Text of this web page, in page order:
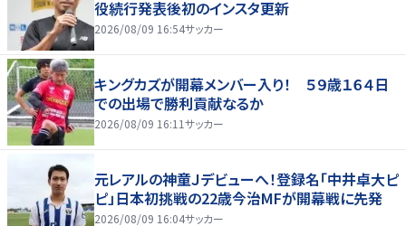
役続行発表後初のインスタ更新
2026/08/09 16:54サッカー
キングカズが開幕メンバー入り！ ５９歳１６４日
での出場で勝利貢献なるか
2026/08/09 16:11サッカー
元レアルの神童Ｊデビューへ！登録名「中井卓大ピ
ピ」日本初挑戦の22歳今治MFが開幕戦に先発
2026/08/09 16:04サッカー